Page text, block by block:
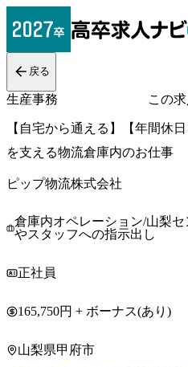
戻る
生産事務 この
【自宅から通える】【年間休
を支える物流倉庫内のお仕事
ピップ物流株式会社
倉庫内オペレーション/山梨
やスタッフへの指示出し
正社員
165,750円 + ボーナス(あり)
山梨県甲府市